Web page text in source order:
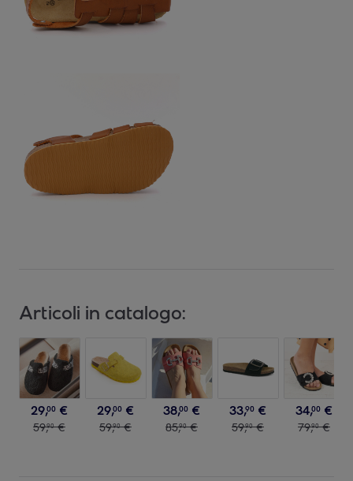
Articoli in catalogo:
29,00 €
59,90 €
29,00 €
59,90 €
38,00 €
85,90 €
33,90 €
59,90 €
34,00 €
79,90 €